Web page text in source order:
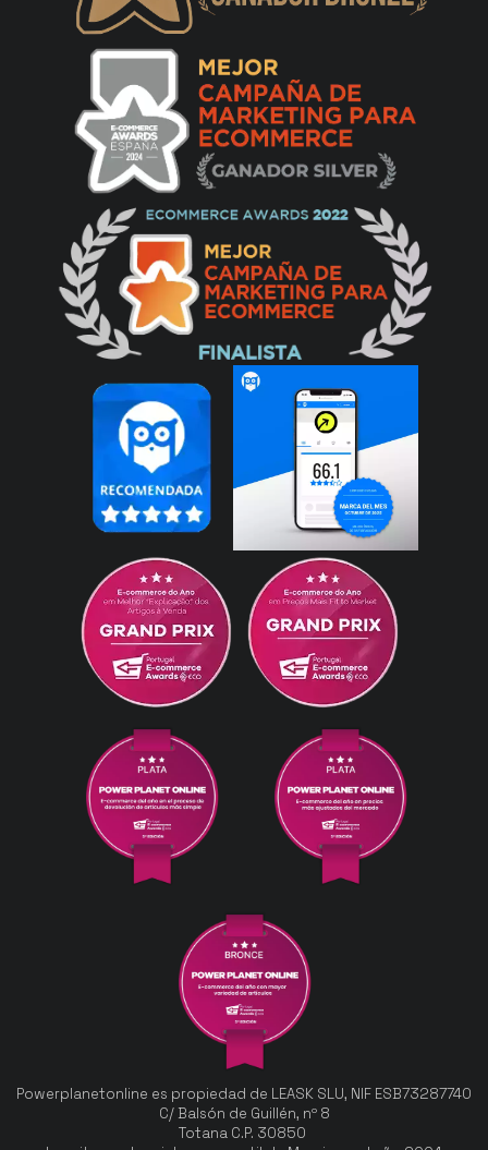
Powerplanetonline es propiedad de LEASK SLU, NIF ESB73287740
C/ Balsón de Guillén, nº 8
Totana C.P. 30850